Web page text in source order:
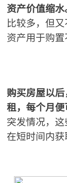
资产价值缩水
比较多，但
资产用于购置
购买房屋以
租，每个月便
突发情况，
在短时间内获